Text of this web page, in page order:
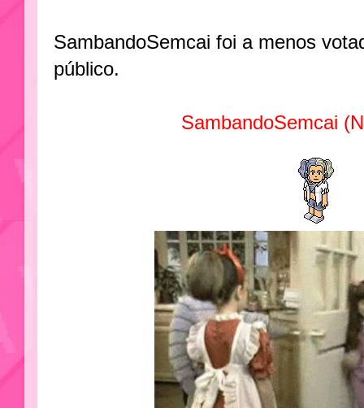
SambandoSemcai foi a menos
público.
SambandoSemcai